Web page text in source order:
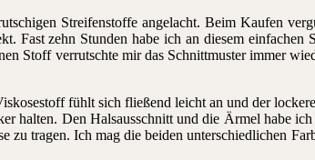
Streifenstoffe angelacht. Beim Kaufen
Fast zehn Stunden habe ich an diesem
Stoff verrutschte mir das Schnittmuster immer
fühlt sich fließend leicht an und der
halten. Den Halsausschnitt und die Ärmel habe
zu tragen. Ich mag die beiden unterschiedlichen